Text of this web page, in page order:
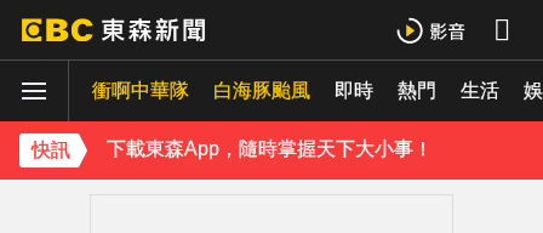
衝啊中華隊 白海豚颱風 即時 熱門 生活
快訊
下載東森App，隨時掌握天下大小事！
《理財達人秀》X 安聯投信免費講座報名中！搶先卡位 2027
下載東森App，隨時掌握天下大小事！